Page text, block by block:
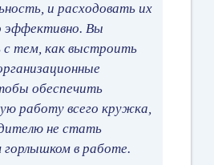
и расходовать их
эффективно. Вы
с тем, как выстроить
обеспечить
работу всего кружка,
не стать
в работе.